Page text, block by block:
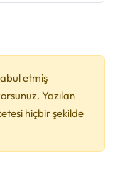
etmiş
Yazılan
hiçbir şekilde